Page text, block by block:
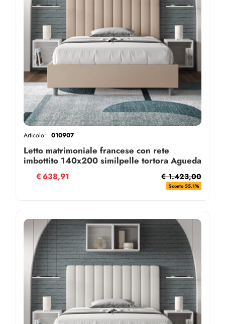
Letto matrimoniale francese con rete
imbottito 140x200 similpelle tortora Agueda
Articolo: 010907
€ 1.423,00
Sconto 55.1%
€638,91